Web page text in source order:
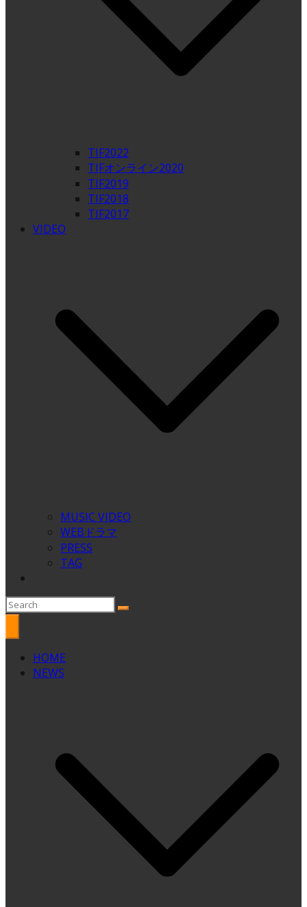
TIF2022
TIFオンライン2020
TIF2019
TIF2018
TIF2017
VIDEO
MUSIC VIDEO
WEBドラマ
PRESS
TAG
HOME
NEWS